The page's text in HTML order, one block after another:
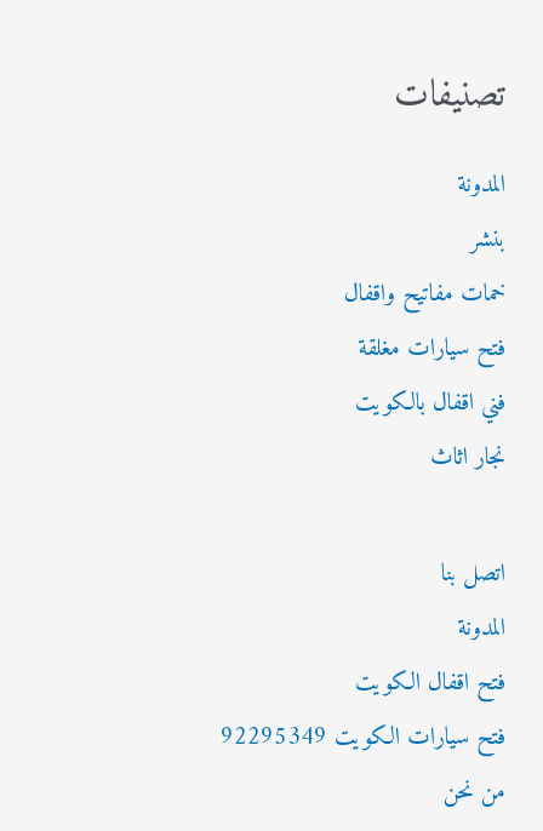
تصنيفات
المدونة
بنشر
خمات مفاتيح واقفال
فتح سيارات مغلقة
فني اقفال بالكويت
نجار اثاث
اتصل بنا
المدونة
فتح اقفال الكويت
فتح سيارات الكويت 92295349
من نحن